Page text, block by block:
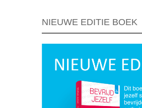
NIEUWE EDITIE BOEK